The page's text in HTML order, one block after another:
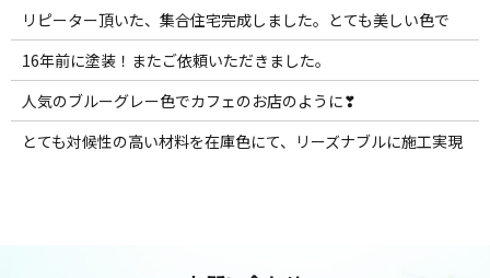
リピーター頂いた、集合住宅完成しました。とても美しい色で
16年前に塗装！またご依頼いただきました。
人気のブルーグレー色でカフェのお店のように❣
とても対候性の高い材料を在庫色にて、リーズナブルに施工実現